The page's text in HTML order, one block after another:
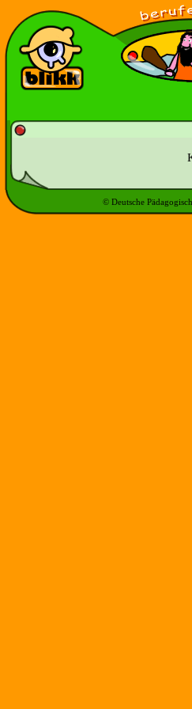
© Deutsche